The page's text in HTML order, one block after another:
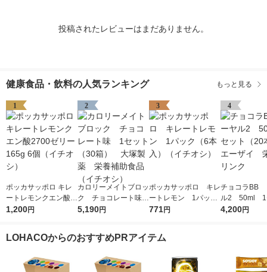
投稿されたレビューはまだありません。
健康食品・飲料の人気ランキング もっと見る
1
ポッカサッポロ キレ
ートレモンクエン酸2
700ゼリー165g 6個
1,200円
2
カロリーメイトブロッ
ク チョコレート味
1セット（30箱） 大
5,190円
3
ポッカサッポロ キレ
ートレモン 1パック
（6本入）（イチオ
771円
4
チョコラBB
ル2 50ml 1
（20本） エ
4,200円
LOHACOからのおすすめPRアイテム